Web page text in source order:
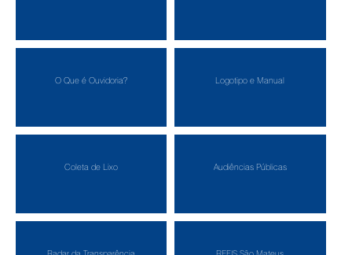
O Que é Ouvidoria? Logotipo e Manual
Coleta de Lixo Audiências Públicas